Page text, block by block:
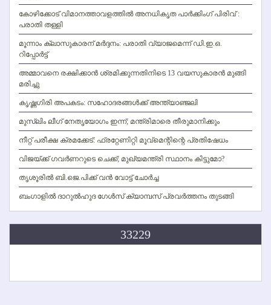
കോഴിക്കോട് വിമാനത്താവളത്തില്‍ അനധികൃത പാര്‍ക്കിംഗ് പിരിവ് :
പരാതി തള്ളി
മൂന്നാം ക്ലാസുകാരന് മര്‍ദ്ദനം: പരാതി വ്യാജമെന്ന് ഡി.ഇ.ഒ.
റിപ്പോര്‍ട്ട്
അമ്മാവനെ രക്ഷിക്കാന്‍ ശ്രമിക്കുന്നതിനിടെ 13 വയസുകാരന്‍ മുങ്ങി
മരിച്ചു
കൃഷ്ണഗിരി അപകടം: സഹോദരങ്ങള്‍ക്ക് അന്ത്യാഞ്ജലി
മുസ്ലിം ലീഗ് നേതൃയോഗം ഇന്ന്; മന്ത്രിമാരെ തീരുമാനിക്കും
നീറ്റ് പരീക്ഷ ക്രമക്കേട്: ഫ്രറ്റേണിറ്റി മൂവ്‌മെന്റിന്റെ പ്രതിഷേധം
വിജയ്ക്ക് ഗവര്‍ണറുടെ ചെക്ക്; മുഖ്യമന്ത്രി സ്ഥാനം കിട്ടുമോ?
തൃശൂരില്‍ ബി.ജെ.പിക്ക് വന്‍ വോട്ട് ചോര്‍ച്ച
ബംഗാളില്‍ ദാറുല്‍ഹുദ ഗേള്‍സ് ക്യാമ്പസ് പ്രവര്‍ത്തനം തുടങ്ങി
33229